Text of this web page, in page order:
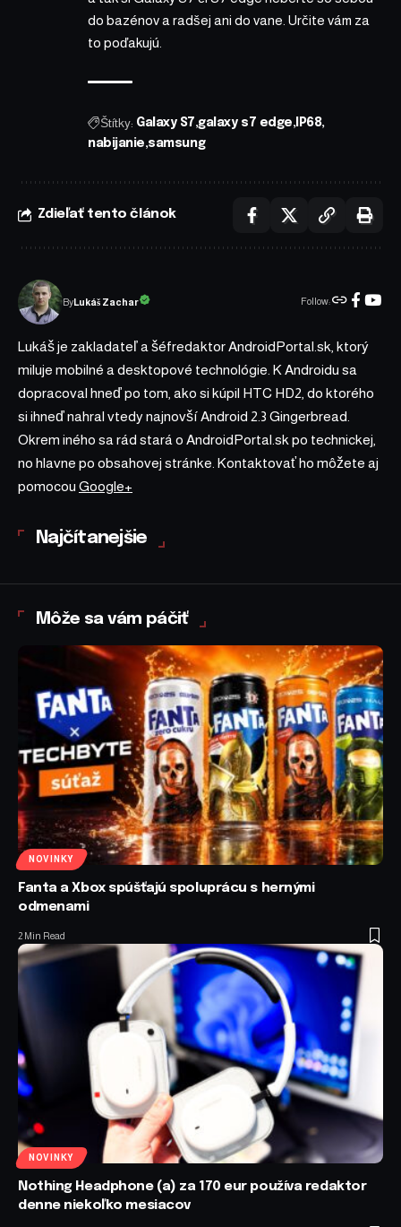
do bazénov a radšej ani do vane. Určite vám za
to poďakujú.
Štítky: Galaxy S7 galaxy s7 edge IP68
nabijanie samsung
Zdieľať tento článok
ByLukáš Zachar Follow:
Lukáš je zakladateľ a šéfredaktor AndroidPortal.sk, ktorý
miluje mobilné a desktopové technológie. K Androidu sa
dopracoval hneď po tom, ako si kúpil HTC HD2, do ktorého
si ihneď nahral vtedy najnovší Android 2.3 Gingerbread.
Okrem iného sa rád stará o AndroidPortal.sk po technickej,
no hlavne po obsahovej stránke. Kontaktovať ho môžete aj
pomocou Google+
Najčítanejšie
Môže sa vám páčiť
NOVINKY
Fanta a Xbox spúšťajú spoluprácu s hernými
odmenami
2 Min Read
NOVINKY
Nothing Headphone (a) za 170 eur používa redaktor
denne niekoľko mesiacov